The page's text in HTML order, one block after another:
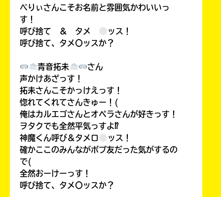
べりぃさんこそお名前と雰囲気かわいいっ
す！
呼び捨て ＆ タメ
ッス！
呼び捨て、タメ〇ッスか？
青音拓未
さん
声かけあざっす！
拓未さんこそかっけえっす！
惚れてくれてさんきゅー！(
俺はカルエゴさんとオペラさんが好きっす！
ヲタクでも全然平気っすよ⁉
神魔くん呼び＆タメロ
ッス！
確かここのみんながポプ友だった気がするの
で(
全然おーけーっす！
呼び捨て、タメ〇ッスか？